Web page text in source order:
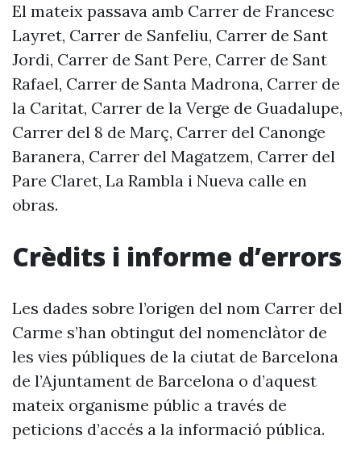
El mateix passava amb Carrer de Francesc
Layret, Carrer de Sanfeliu, Carrer de Sant
Jordi, Carrer de Sant Pere, Carrer de Sant
Rafael, Carrer de Santa Madrona, Carrer de
la Caritat, Carrer de la Verge de Guadalupe,
Carrer del 8 de Març, Carrer del Canonge
Baranera, Carrer del Magatzem, Carrer del
Pare Claret, La Rambla i Nueva calle en
obras.
Crèdits i informe d’errors
Les dades sobre l’origen del nom Carrer del
Carme s’han obtingut del nomenclàtor de
les vies públiques de la ciutat de Barcelona
de l’Ajuntament de Barcelona o d’aquest
mateix organisme públic a través de
peticions d’accés a la informació pública.